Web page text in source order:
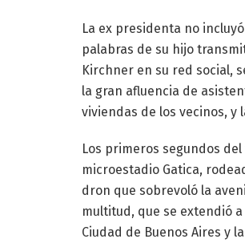
La ex presidenta no
palabras de su hijo
Kirchner en su red social,
la gran afluencia de
viviendas de los vecinos,
Los primeros segundos
microestadio Gatica,
dron que sobrevoló la
multitud, que se extendió
Ciudad de Buenos Aires y